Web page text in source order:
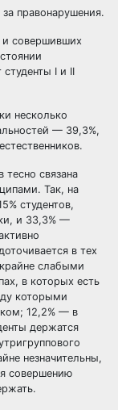
за правонарушения.
и совершивших
I и II
несколько
— 39,3%,
тесно связана
Так, на
студентов,
и 33,3% —
в тех
слабыми
в которых есть
которыми
12,2% — в
держатся
незначительны,
совершению